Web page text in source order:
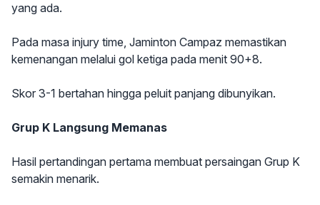
yang ada.
Pada masa injury time, Jaminton Campaz memastikan
kemenangan melalui gol ketiga pada menit 90+8.
Skor 3-1 bertahan hingga peluit panjang dibunyikan.
Grup K Langsung Memanas
Hasil pertandingan pertama membuat persaingan Grup K
semakin menarik.